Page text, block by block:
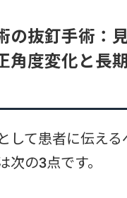
の抜釘手術：
角度変化と長
して患者に伝え
次の3点です。